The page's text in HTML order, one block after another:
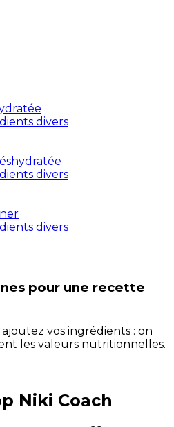
divers
divers
divers
pour une recette
vos ingrédients : on
les valeurs nutritionnelles.
Niki Coach